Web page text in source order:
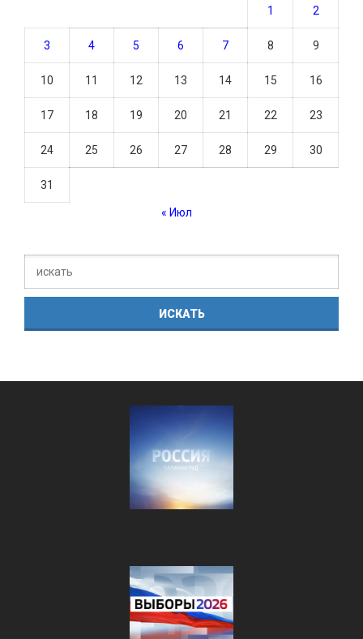
1 2
3 4 5 6 7 8 9
10 11 12 13 14 15 16
17 18 19 20 21 22 23
24 25 26 27 28 29 30
31
« Июл